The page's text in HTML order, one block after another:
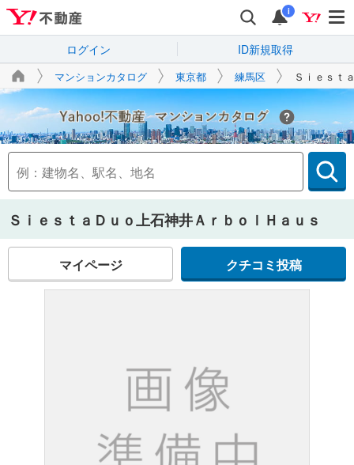
i
ログイン ID新規取得
マンションカタログ 東京都 練馬区 Ｓｉｅｓｔ
Yahoo!不動産
ＳｉｅｓｔａＤｕｏ上石神井ＡｒｂｏｌＨａｕｓ
マイページ クチコミ投稿